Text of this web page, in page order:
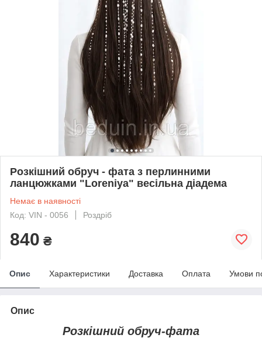
Розкішний обруч - фата з перлинними
ланцюжками "Loreniya" весільна діадема
Немає в наявності
Код: VIN - 0056
Роздріб
840 ₴
Опис Характеристики Доставка Оплата Умови
Опис
Розкішний обруч-фата